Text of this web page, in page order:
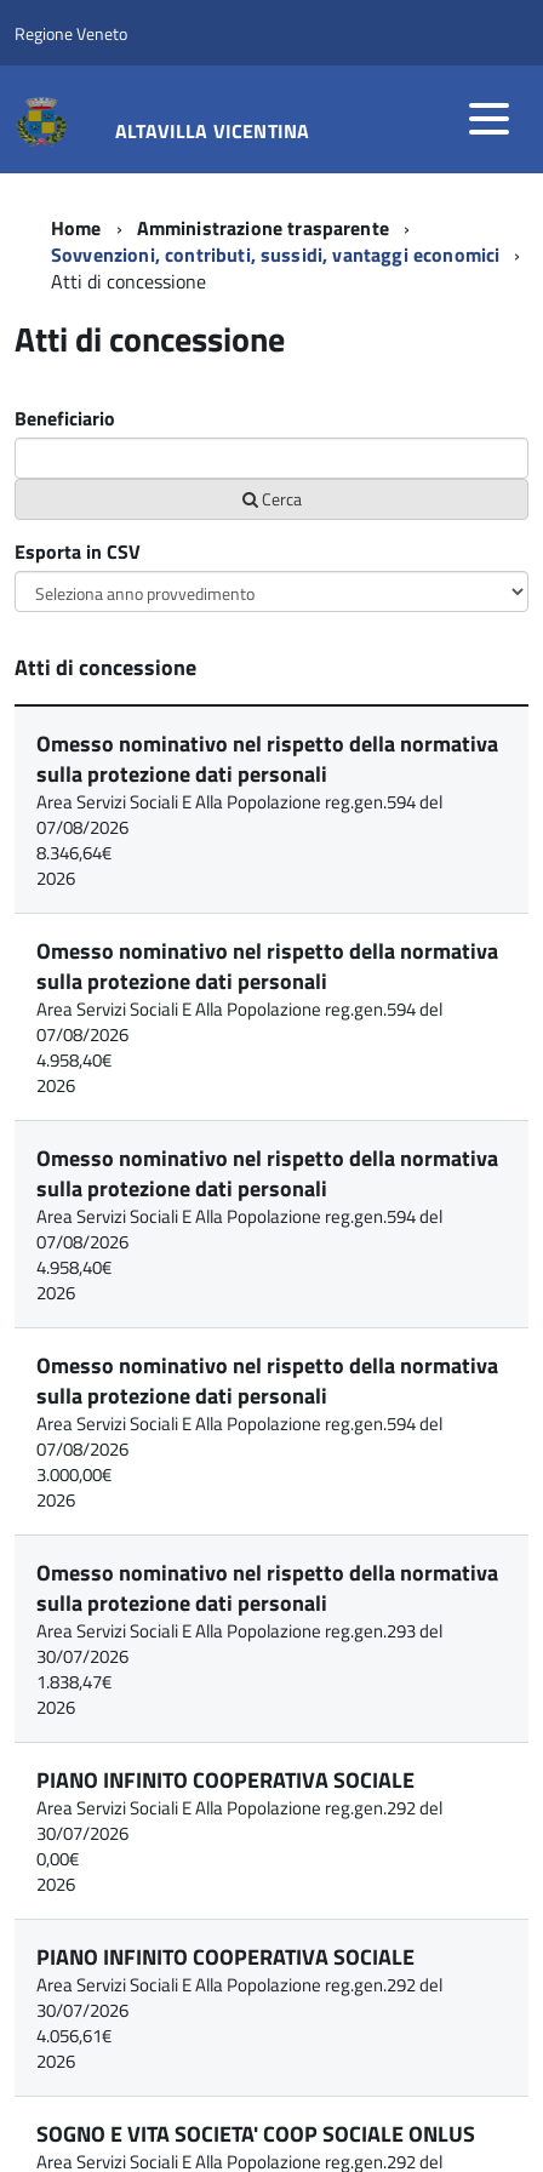
Regione Veneto
ALTAVILLA VICENTINA
Home
Amministrazione trasparente
Sovvenzioni, contributi, sussidi, vantaggi economici
Atti di concessione
Atti di concessione
Beneficiario
Cerca
Esporta in CSV
Atti di concessione
Omesso nominativo nel rispetto della normativa
sulla protezione dati personali
Area Servizi Sociali E Alla Popolazione reg.gen.594 del
07/08/2026
8.346,64€
2026
Omesso nominativo nel rispetto della normativa
sulla protezione dati personali
Area Servizi Sociali E Alla Popolazione reg.gen.594 del
07/08/2026
4.958,40€
2026
Omesso nominativo nel rispetto della normativa
sulla protezione dati personali
Area Servizi Sociali E Alla Popolazione reg.gen.594 del
07/08/2026
4.958,40€
2026
Omesso nominativo nel rispetto della normativa
sulla protezione dati personali
Area Servizi Sociali E Alla Popolazione reg.gen.594 del
07/08/2026
3.000,00€
2026
Omesso nominativo nel rispetto della normativa
sulla protezione dati personali
Area Servizi Sociali E Alla Popolazione reg.gen.293 del
30/07/2026
1.838,47€
2026
PIANO INFINITO COOPERATIVA SOCIALE
Area Servizi Sociali E Alla Popolazione reg.gen.292 del
30/07/2026
0,00€
2026
PIANO INFINITO COOPERATIVA SOCIALE
Area Servizi Sociali E Alla Popolazione reg.gen.292 del
30/07/2026
4.056,61€
2026
SOGNO E VITA SOCIETA' COOP SOCIALE ONLUS
Area Servizi Sociali E Alla Popolazione reg.gen.292 del